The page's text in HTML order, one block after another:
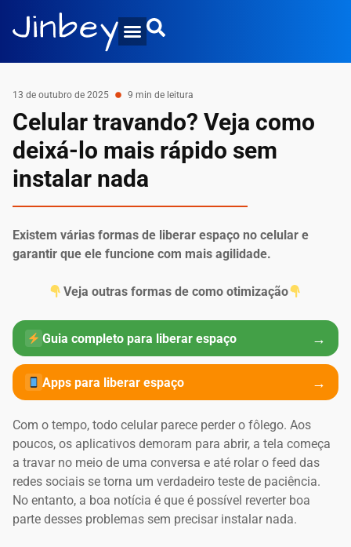
13 de outubro de 2025 9 min de leitura
Celular travando? Veja como
deixá-lo mais rápido sem
instalar nada
Existem várias formas de liberar espaço no celular e
garantir que ele funcione com mais agilidade.
Veja outras formas de como otimização
Guia completo para liberar espaço →
Apps para liberar espaço →
Com o tempo, todo celular parece perder o fôlego. Aos
poucos, os aplicativos demoram para abrir, a tela começa
a travar no meio de uma conversa e até rolar o feed das
redes sociais se torna um verdadeiro teste de paciência.
No entanto, a boa notícia é que é possível reverter boa
parte desses problemas sem precisar instalar nada.